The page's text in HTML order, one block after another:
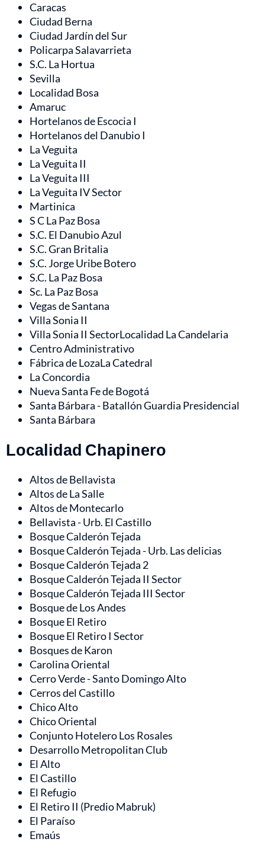
Caracas
Ciudad Berna
Ciudad Jardín del Sur
Policarpa Salavarrieta
S.C. La Hortua
Sevilla
Localidad Bosa
Amaruc
Hortelanos de Escocia I
Hortelanos del Danubio I
La Veguita
La Veguita II
La Veguita III
La Veguita IV Sector
Martinica
S C La Paz Bosa
S.C. El Danubio Azul
S.C. Gran Britalia
S.C. Jorge Uribe Botero
S.C. La Paz Bosa
Sc. La Paz Bosa
Vegas de Santana
Villa Sonia II
Villa Sonia II SectorLocalidad La Candelaria
Centro Administrativo
Fábrica de LozaLa Catedral
La Concordia
Nueva Santa Fe de Bogotá
Santa Bárbara - Batallón Guardia Presidencial
Santa Bárbara
Localidad Chapinero
Altos de Bellavista
Altos de La Salle
Altos de Montecarlo
Bellavista - Urb. El Castillo
Bosque Calderón Tejada
Bosque Calderón Tejada - Urb. Las delicias
Bosque Calderón Tejada 2
Bosque Calderón Tejada II Sector
Bosque Calderón Tejada III Sector
Bosque de Los Andes
Bosque El Retiro
Bosque El Retiro I Sector
Bosques de Karon
Carolina Oriental
Cerro Verde - Santo Domingo Alto
Cerros del Castillo
Chico Alto
Chico Oriental
Conjunto Hotelero Los Rosales
Desarrollo Metropolitan Club
El Alto
El Castillo
El Refugio
El Retiro II (Predio Mabruk)
El Paraíso
Emaús